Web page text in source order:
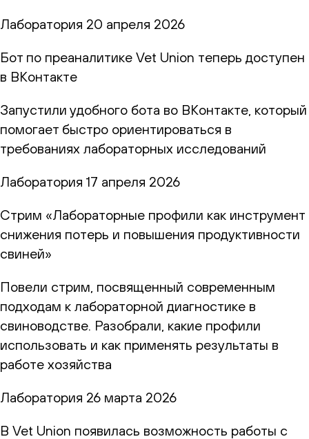
Лаборатория 20 апреля 2026
Бот по преаналитике Vet Union теперь доступен
в ВКонтакте
Запустили удобного бота во ВКонтакте, который
помогает быстро ориентироваться в
требованиях лабораторных исследований
Лаборатория 17 апреля 2026
Стрим «Лабораторные профили как инструмент
снижения потерь и повышения продуктивности
свиней»
Повели стрим, посвященный современным
подходам к лабораторной диагностике в
свиноводстве. Разобрали, какие профили
использовать и как применять результаты в
работе хозяйства
Лаборатория 26 марта 2026
В Vet Union появилась возможность работы с